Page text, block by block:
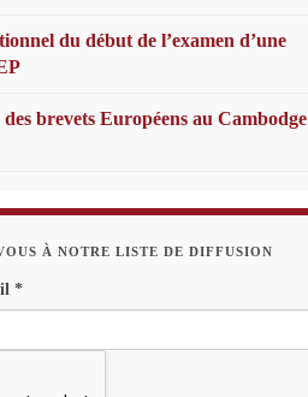
du début de l’examen d’une
brevets Européens au Cambodge
À NOTRE LISTE DE DIFFUSION
*